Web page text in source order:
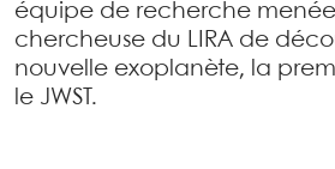
équipe de recherche
chercheuse du LIRA de
nouvelle exoplanète, la
le JWST.